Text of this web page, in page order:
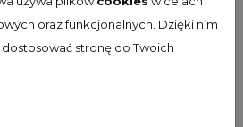
oraz funkcjonalnych. Dzięki nim
stronę do Twoich